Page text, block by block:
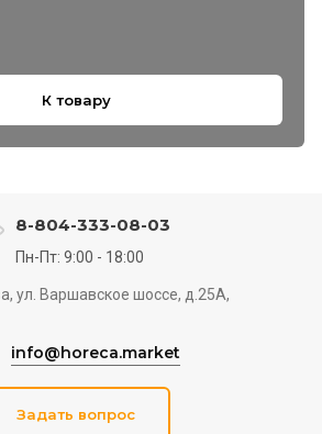
К товару
8-804-333-08-03
Пн-Пт: 9:00 - 18:00
ул. Варшавское шоссе, д.25A,
info@horeca.market
Задать вопрос